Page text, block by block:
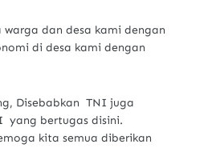
dan desa kami dengan
di desa kami dengan
Disebabkan TNI juga
yang bertugas disini.
kita semua diberikan